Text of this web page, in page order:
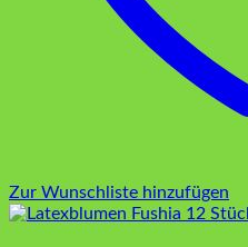
Zur Wunschliste hinzufügen